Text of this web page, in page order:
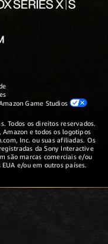
Game Studios
Todos os direitos reservados.
Amazon e todos os logotipos
Inc. ou suas afiliadas. Os
da Sony Interactive
são marcas comerciais e/ou
e/ou em outros países.